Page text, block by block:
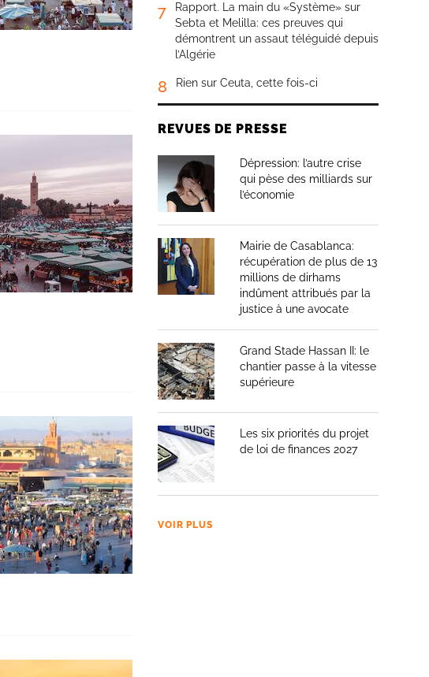
7
Rapport. La main du «Système» sur
Sebta et Melilla: ces preuves qui
démontrent un assaut téléguidé depuis
l’Algérie
8 Rien sur Ceuta, cette fois-ci
REVUES DE PRESSE
Dépression: l’autre crise
qui pèse des milliards sur
l’économie
Mairie de Casablanca:
récupération de plus de 13
millions de dirhams
indûment attribués par la
justice à une avocate
Grand Stade Hassan II: le
chantier passe à la vitesse
supérieure
Les six priorités du projet
de loi de finances 2027
VOIR PLUS